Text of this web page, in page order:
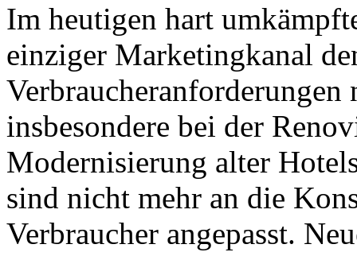
Im heutigen hart
einziger Marketingkanal
insbesondere bei der
Modernisierung alter
sind nicht mehr an die
Verbraucher angepasst.